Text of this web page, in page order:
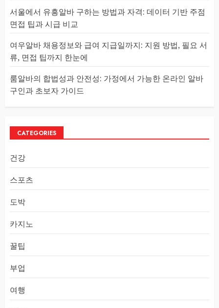
서울에서 유흥알바 구하는 방법과 자격: 데이터 기반 주점
면접 팁과 시급 비교
여우알바 채용정보와 급여 지급일까지: 지원 방법, 필요 서
류, 면접 팁까지 한눈에
룸알바의 합법성과 안전성: 가정에서 가능한 온라인 알바
구인과 초보자 가이드
CATEGORIES
건강
스포츠
도박
카지노
꿀팁
부업
여행